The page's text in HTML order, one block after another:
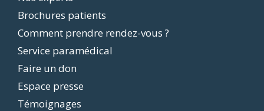
menu
Brochures patients
Comment prendre rendez-vous ?
Service paramédical
Faire un don
Espace presse
Témoignages